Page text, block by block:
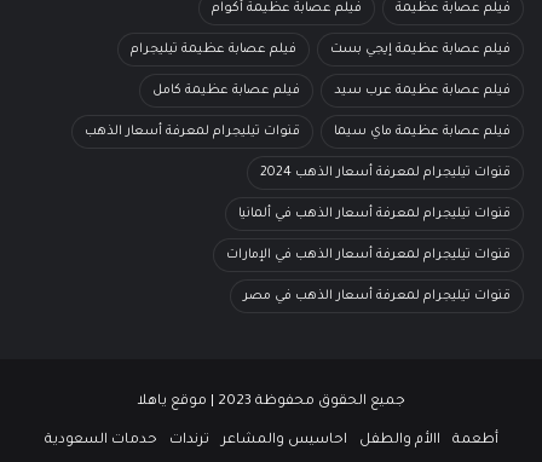
فيلم عصابة عظيمة فيلم عصابة عظيمة أكوام
فيلم عصابة عظيمة إيجي بست فيلم عصابة عظيمة تيليجرام
فيلم عصابة عظيمة عرب سيد فيلم عصابة عظيمة كامل
فيلم عصابة عظيمة ماي سيما قنوات تيليجرام لمعرفة أسعار الذهب
قنوات تيليجرام لمعرفة أسعار الذهب 2024
قنوات تيليجرام لمعرفة أسعار الذهب في ألمانيا
قنوات تيليجرام لمعرفة أسعار الذهب في الإمارات
قنوات تيليجرام لمعرفة أسعار الذهب في مصر
جميع الحقوق محفوظة 2023 | موقع ياهلا
أطعمة االأم والطفل احاسيس والمشاعر ترندات حدمات السعودية